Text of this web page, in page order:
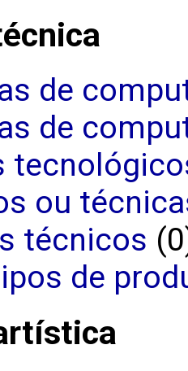
de
de
ou
técnicos
de